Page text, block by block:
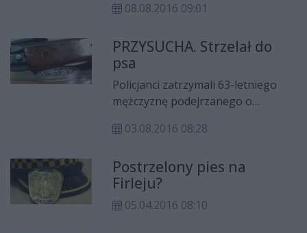
Brzmi dosyć nieprawdopodobnie, ja
poparcie tych absurdów są zdjęcia,
które znajdziecie na końcu tego
tekstu.
08.08.2016 09:01
PRZYSUCHA. Strzelał do
psa
Policjanci zatrzymali 63-letniego
mężczyznę podejrzanego o
pneumatycznej psa. Mężczyźnie
03.08.2016 08:28
Postrzelony pies na
Firleju?
05.04.2016 08:10